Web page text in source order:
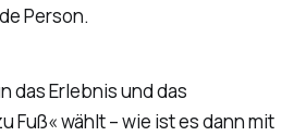
Person.
das Erlebnis und das
Fuß« wählt – wie ist es dann mit